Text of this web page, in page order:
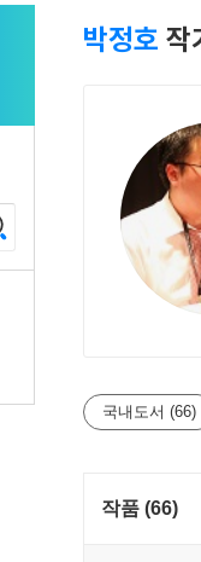
박정호 작
국내도서 (66)
작품 (66)